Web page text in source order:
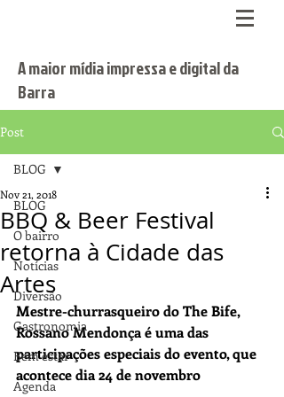
A maior mídia impressa e digital da
Barra
Post
BLOG
O bairro
Notícias
Diversão
Gastronomia
Bem estar
Agenda
BLOG
BBQ & Beer Festival
retorna à Cidade das
Artes
Nov 21, 2018
Mestre-churrasqueiro do The Bife,
Rossano Mendonça é uma das
participações especiais do evento, que
acontece dia 24 de novembro